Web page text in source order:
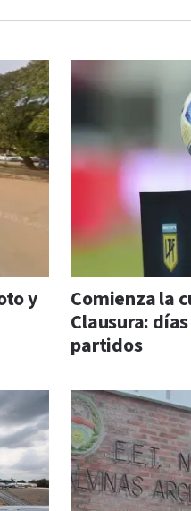
y
Comienza la
Clausura:
partidos